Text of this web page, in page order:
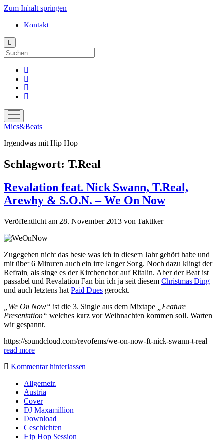
Zum Inhalt springen
Kontakt
Suchen
Menü
öffnen
Mics&Beats
Irgendwas mit Hip Hop
Schlagwort: T.Real
Revalation feat. Nick Swann, T.Real,
Arewhy & S.O.N. – We On Now
Veröffentlicht am 28. November 2013 von Taktiker
Zugegeben nicht das beste was ich in diesem Jahr gehört habe und
mit über 6 Minuten auch ein irre langer Song. Noch dazu klingt der
Refrain, als singe es der Kirchenchor auf Ritalin. Aber der Beat ist
passabel und Revalation Fan bin ich ja seit diesem Christmas Ding
und auch letztens hat Paid Dues gerockt.
„We On Now“ ist die 3. Single aus dem Mixtape
„Feature
Presentation“ welches kurz vor Weihnachten kommen soll. Warten
wir gespannt.
https://soundcloud.com/revofems/we-on-now-ft-nick-swann-t-real
read more
Kommentar hinterlassen
Sidebar
Allgemein
Austria
Cover
DJ Maxamillion
Download
Geschichten
Hip Hop Session